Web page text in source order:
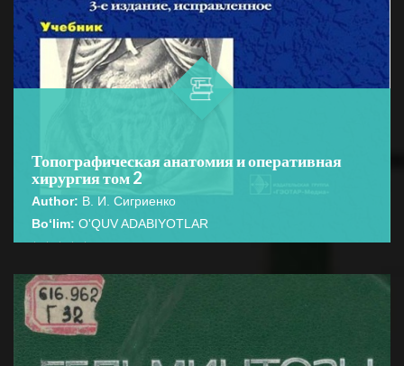
Топографическая анатомия и оперативная
хирургия том 2
Author: В. И. Сигриенко
Bo‘lim: O'QUV ADABIYOTLAR
☆
☆
☆
☆
☆
В учебнике представлены основные сведения по
топографической анатомии человеческого организма
и оперативной хирургии. ...
BATAFSIL...